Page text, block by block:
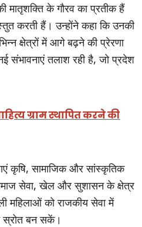
मातृशक्ति के गौरव का प्रतीक हैं
करती हैं। उन्होंने कहा कि उनकी
क्षेत्रों में आगे बढ़ने की प्रेरणा
संभावनाएं तलाश रही है, जो प्रदेश
ग्राम स्थापित करने की
कृषि, सामाजिक और सांस्कृतिक
सेवा, खेल और सुशासन के क्षेत्र
महिलाओं को राजकीय सेवा में
स्रोत बन सकें।